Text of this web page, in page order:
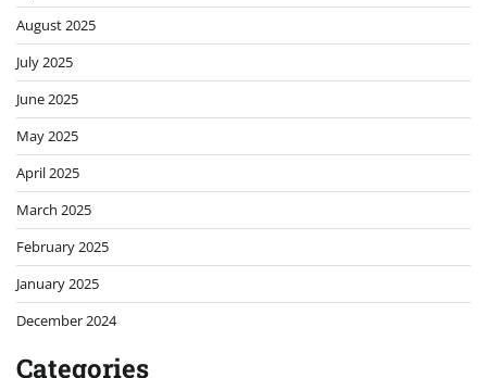
August 2025
July 2025
June 2025
May 2025
April 2025
March 2025
February 2025
January 2025
December 2024
Categories